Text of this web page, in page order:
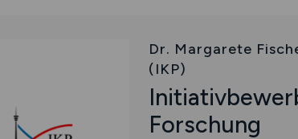
Dr. Margarete
(IKP)
Forschung